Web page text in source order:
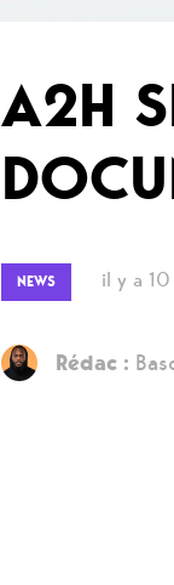
A2H
NEWS il y a 10
Rédac :